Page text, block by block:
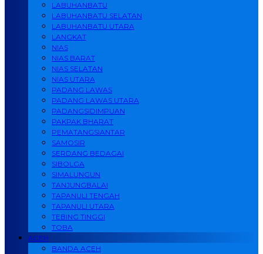
LABUHANBATU
LABUHANBATU SELATAN
LABUHANBATU UTARA
LANGKAT
NIAS
NIAS BARAT
NIAS SELATAN
NIAS UTARA
PADANG LAWAS
PADANG LAWAS UTARA
PADANGSIDIMPUAN
PAKPAK BHARAT
PEMATANGSIANTAR
SAMOSIR
SERDANG BEDAGAI
SIBOLGA
SIMALUNGUN
TANJUNGBALAI
TAPANULI TENGAH
TAPANULI UTARA
TEBING TINGGI
TOBA
ACEH
BANDA ACEH